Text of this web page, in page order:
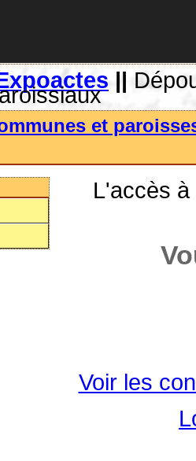
||
et
L'accès
Voir les